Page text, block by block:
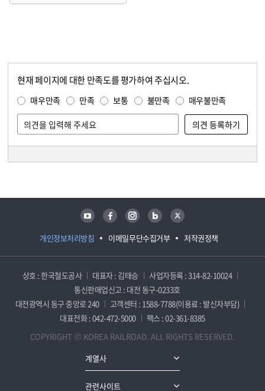
현재 페이지에 대한 만족도를 평가하여 주십시오.
매우만족 만족 보통 불만족 매우불만족
개인정보처리방침 이메일무단수집거부 저작권정책
유튜브 페이스북 인스타그램 블로그 트위터
상호 : 한국철도공사 대표자 : 김태승
사업자등록 : 314-82-10024
통신판매업신고 : 대전 동구-0233호
대전광역시 동구 중앙로 240
고객센터 : 1588-7788(이용료 : 발신자부담)
대표전화 : 042-472-5000
팩스 : 02-361-8385
COPYRIGHT ⓒ KOREA RAILROAD. ALL RIGHTS RESERVED.
계열사
관련사이트